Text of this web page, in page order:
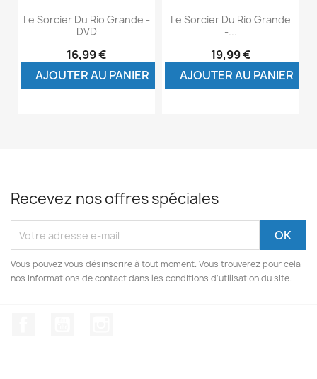
Le Sorcier Du Rio Grande -
DVD
16,99 €
AJOUTER AU PANIER
Le Sorcier Du Rio Grande
-...
19,99 €
AJOUTER AU PANIER
Recevez nos offres spéciales
Vous pouvez vous désinscrire à tout moment. Vous trouverez pour cela
nos informations de contact dans les conditions d'utilisation du site.